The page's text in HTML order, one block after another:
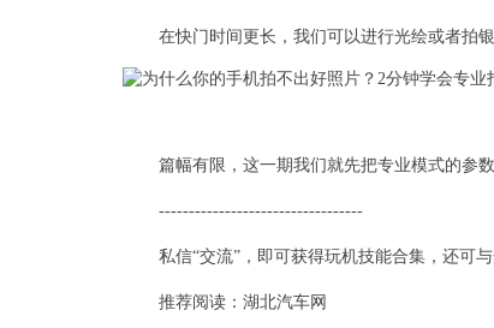
在快门时间更长，我们可以进行光绘或者拍银
篇幅有限，这一期我们就先把专业模式的参
----------------------------------
私信“交流”，即可获得玩机技能合集，还可
推荐阅读： 湖北汽车网